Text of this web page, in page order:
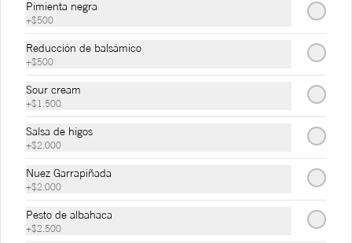
Conócenos
Zona de Delivery
Términos y condiciones
Política de privacidad
Redes sociales
Pimienta negra
+$500
Reducción de balsámico
+$500
Sour cream
+$1.500
Salsa de higos
+$2.000
Nuez Garrapiñada
+$2.000
Pesto de albahaca
+$2.500